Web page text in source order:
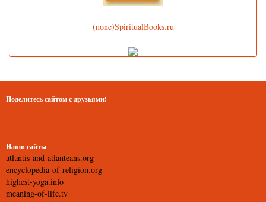
(none)SpiritualBooks.ru
Поделитесь сайтом с друзьями!
Наши сайты
atlantis-and-atlanteans.org
encyclopedia-of-religion.org
highest-yoga.info
meaning-of-life.tv